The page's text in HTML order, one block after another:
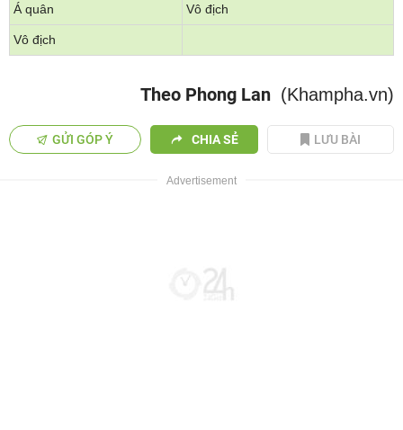
Á quân Vô địch
Vô địch
Theo Phong Lan (Khampha.vn)
GỬI GÓP Ý CHIA SẺ LƯU BÀI